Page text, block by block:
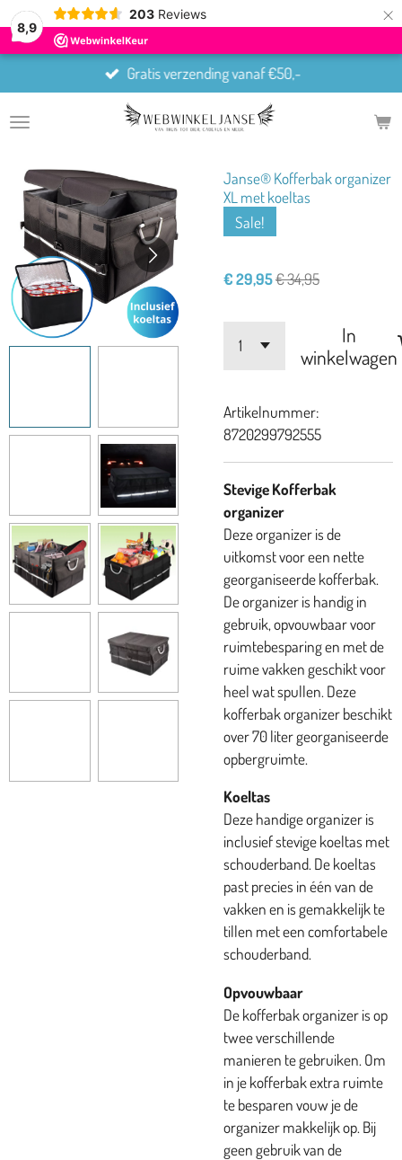
8,9
203 Reviews ×
Gratis verzending vanaf €50,-
Janse® Kofferbak organizer
XL met koeltas
Sale!
€ 29,95€ 34,95
In
winkelwagen
Artikelnummer:
8720299792555
Stevige Kofferbak
organizer
Deze organizer is de
uitkomst voor een nette
georganiseerde kofferbak.
De organizer is handig in
gebruik, opvouwbaar voor
ruimtebesparing en met de
ruime vakken geschikt voor
heel wat spullen. Deze
kofferbak organizer beschikt
over 70 liter georganiseerde
opbergruimte.
Koeltas
Deze handige organizer is
inclusief stevige koeltas met
schouderband. De koeltas
past precies in één van de
vakken en is gemakkelijk te
tillen met een comfortabele
schouderband.
Opvouwbaar
De kofferbak organizer is op
twee verschillende
manieren te gebruiken. Om
in je kofferbak extra ruimte
te besparen vouw je de
organizer makkelijk op. Bij
geen gebruik van de